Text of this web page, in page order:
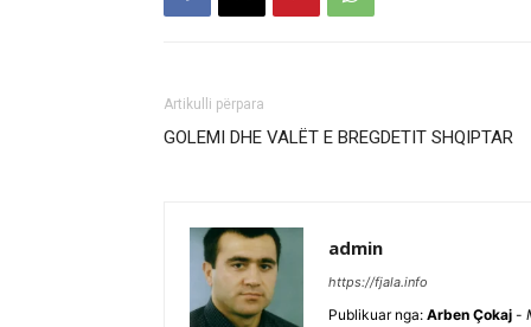
Artikulli përpara
GOLEMI DHE VALËT E BREGDETIT SHQIPTAR
admin
https://fjala.info
Publikuar nga: Arben Çokaj -